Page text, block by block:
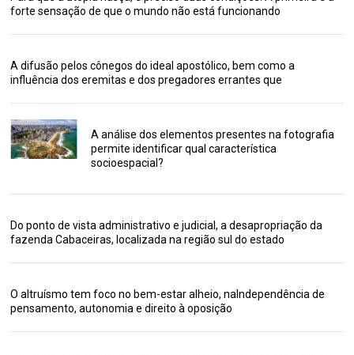
forte sensação de que o mundo não está funcionando
A difusão pelos cônegos do ideal apostólico, bem como a
influência dos eremitas e dos pregadores errantes que
A análise dos elementos presentes na fotografia
permite identificar qual característica
socioespacial?
Do ponto de vista administrativo e judicial, a desapropriação da
fazenda Cabaceiras, localizada na região sul do estado
O altruísmo tem foco no bem-estar alheio, naIndependência de
pensamento, autonomia e direito à oposição